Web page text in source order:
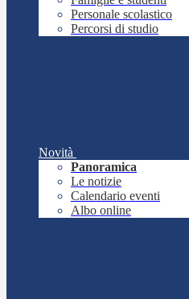
Personale scolastico
Percorsi di studio
Novità
Panoramica
Le notizie
Calendario eventi
Albo online